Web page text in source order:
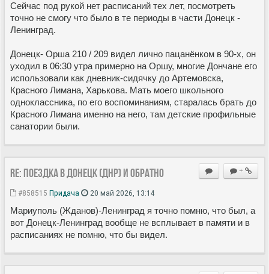
Сейчас под рукой нет расписаний тех лет, посмотреть
точно не смогу что было в те периоды в части Донецк -
Ленинград.
Донецк- Орша 210 / 209 видел лично пацанёнком в 90-х, он
уходил в 06:30 утра примерно на Оршу, многие Дончане его
использовали как дневник-сидячку до Артемовска,
Красного Лимана, Харькова. Мать моего школьного
одноклассника, по его воспоминаниям, старалась брать до
Красного Лимана именно на него, там детские профильные
санатории были.
+
Re: Поездка в Донецк (ДНР) и обратно
#858515 Придача 20 май 2026, 13:14
Мариуполь (Жданов)-Ленинград я точно помню, что был, а
вот Донецк-Ленинград вообще не всплывает в памяти и в
расписаниях не помню, что бы видел.